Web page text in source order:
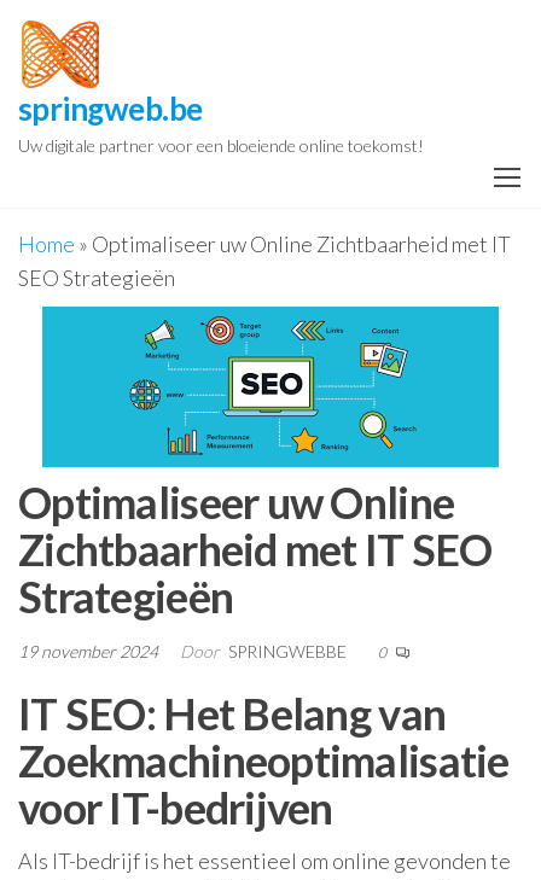
Spring
naar
de
inhoud
springweb.be
Uw digitale partner voor een bloeiende online toekomst!
Home » Optimaliseer uw Online Zichtbaarheid met IT
SEO Strategieën
Optimaliseer uw Online
Zichtbaarheid met IT SEO
Strategieën
19 november 2024 Door SPRINGWEBBE 0
IT SEO: Het Belang van
Zoekmachineoptimalisatie
voor IT-bedrijven
Als IT-bedrijf is het essentieel om online gevonden te